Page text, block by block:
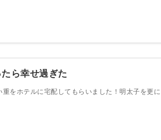
ら幸せ過ぎた
をホテルに宅配してもらいました！明太子を